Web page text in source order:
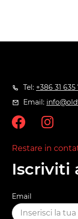
Tel: +386 31 635
Email:
Restare in
Iscriviti
Email